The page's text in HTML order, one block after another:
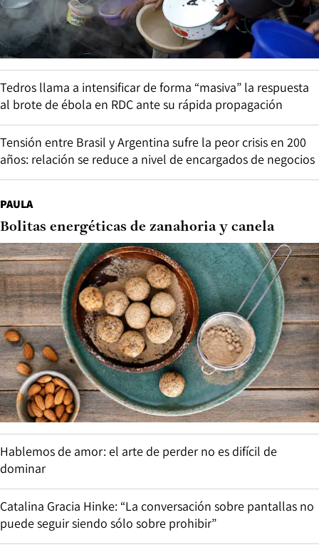
Tedros llama a intensificar de forma “masiva” la respuesta
al brote de ébola en RDC ante su rápida propagación
Tensión entre Brasil y Argentina sufre la peor crisis en 200
años: relación se reduce a nivel de encargados de negocios
PAULA
Bolitas energéticas de zanahoria y canela
Hablemos de amor: el arte de perder no es difícil de
dominar
Catalina Gracia Hinke: “La conversación sobre pantallas no
puede seguir siendo sólo sobre prohibir”